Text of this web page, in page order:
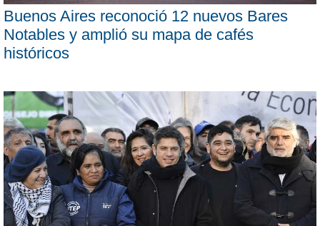
Buenos Aires reconoció 12 nuevos Bares
Notables y amplió su mapa de cafés
históricos